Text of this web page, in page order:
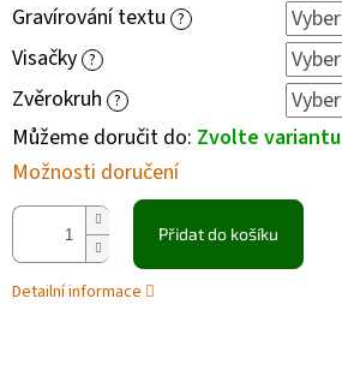
Gravírování textu ?
Visačky ?
Zvěrokruh ?
Můžeme doručit do: Zvolte variantu
Možnosti doručení
Přidat do košíku
Detailní informace